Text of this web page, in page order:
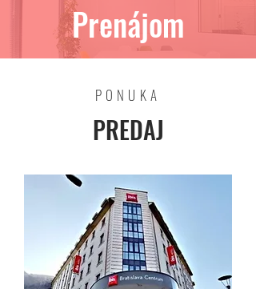
Prenájom
PONUKA
PREDAJ